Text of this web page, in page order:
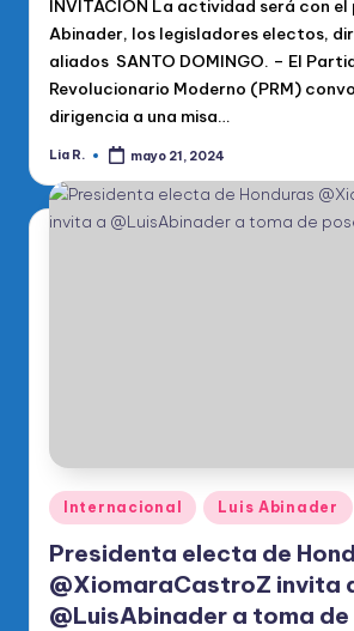
INVITACION La actividad será con el
Abinader, los legisladores electos,
aliados SANTO DOMINGO. – El
Revolucionario Moderno (PRM)
dirigencia a una misa…
Publicado
Lia R. mayo 21, 2024
Publicado
en
Internacional Luis Abinader
Presidenta electa de
@XiomaraCastroZ invita
@LuisAbinader a toma